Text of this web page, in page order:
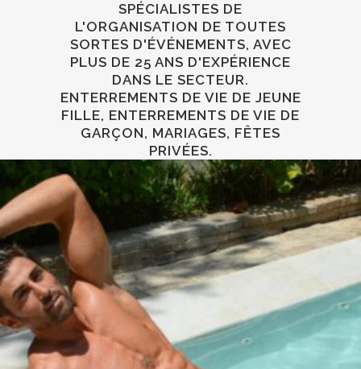
SPÉCIALISTES DE
L'ORGANISATION DE TOUTES
SORTES D'ÉVÉNEMENTS, AVEC
PLUS DE 25 ANS D'EXPÉRIENCE
DANS LE SECTEUR.
ENTERREMENTS DE VIE DE JEUNE
FILLE, ENTERREMENTS DE VIE DE
GARÇON, MARIAGES, FÊTES
PRIVÉES.